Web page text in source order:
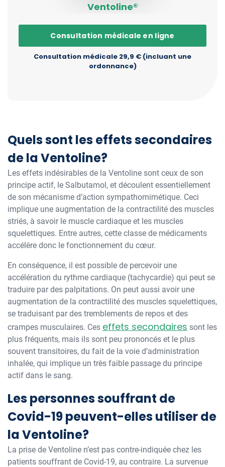
Ventoline®
Consultation médicale en ligne
Consultation médicale 29,9 € (incluant une
ordonnance)
Quels sont les effets secondaires
de la Ventoline?
Les effets indésirables de la Ventoline sont ceux de son
principe actif, le Salbutamol, et découlent essentiellement
de son mécanisme d’action sympathomimétique. Ceci
implique une augmentation de la contractilité des muscles
striés, à savoir le muscle cardiaque et les muscles
squelettiques. Entre autres, cette classe de médicaments
accélère donc le fonctionnement du cœur.
En conséquence, il est possible de percevoir une
accélération du rythme cardiaque (tachycardie) qui peut se
traduire par des palpitations. On peut aussi avoir une
augmentation de la contractilité des muscles squelettiques,
se traduisant par des tremblements de repos et des
crampes musculaires. Ces effets secondaires sont les
plus fréquents, mais ils sont peu prononcés et le plus
souvent transitoires, du fait de la voie d’administration
inhalée, qui implique un très faible passage du principe
actif dans le sang.
Les personnes souffrant de
Covid-19 peuvent-elles utiliser de
la Ventoline?
La prise de Ventoline n’est pas contre-indiquée chez les
patients souffrant de Covid-19, au contraire. La survenue